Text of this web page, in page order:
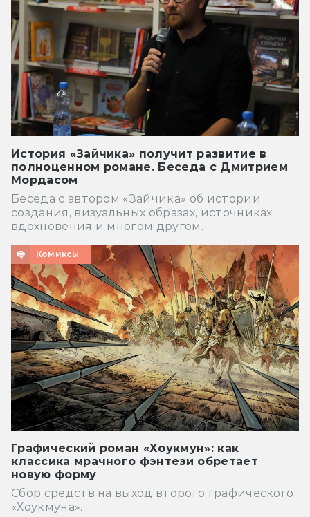
История «Зайчика» получит развитие в
полноценном романе. Беседа с Дмитрием
Мордасом
Беседа с автором «Зайчика» об истории
создания, визуальных образах, источниках
вдохновения и многом другом.
Комиксы
Графический роман «Хоукмун»: как
классика мрачного фэнтези обретает
новую форму
Сбор средств на выход второго графического
«Хоукмуна».